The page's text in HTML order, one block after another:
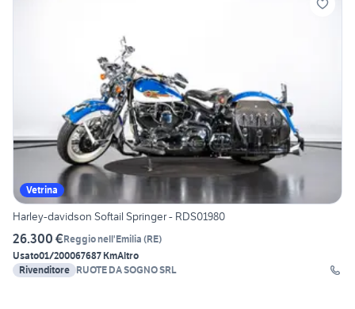
Vetrina
Harley-davidson Softail Springer - RDS01980
26.300 €Reggio nell'Emilia (RE)
Usato01/200067687 KmAltro
Rivenditore RUOTE DA SOGNO SRL